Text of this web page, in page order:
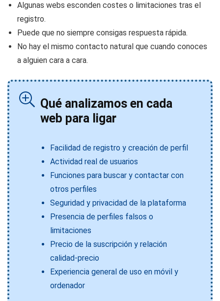
No todos los perfiles son reales, a veces hay anuncios
falsos.
Algunas webs esconden costes o limitaciones tras el
registro.
No hay el mismo contacto natural que cuando conoces
a alguien cara a cara.
Qué analizamos en cada
web para ligar
Facilidad de registro y creación de perfil
Actividad real de usuarios
Funciones para buscar y contactar con
otros perfiles
Seguridad y privacidad de la plataforma
Presencia de perfiles falsos o
limitaciones
Precio de la suscripción y relación